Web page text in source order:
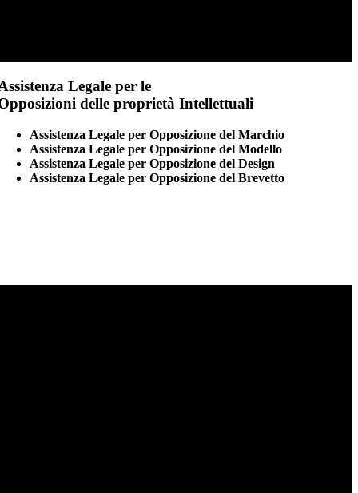
Legale per le
delle proprietà Intellettuali
Assistenza Legale per Opposizione del Marchio
Assistenza Legale per Opposizione del Modello
Assistenza Legale per Opposizione del Design
Assistenza Legale per Opposizione del Brevetto